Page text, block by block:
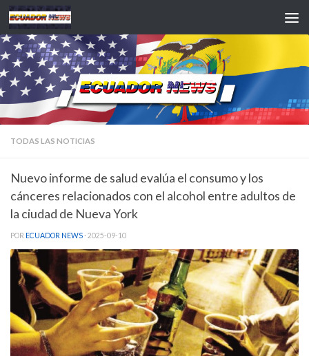
Saltar al contenido
TODAS LAS NOTICIAS
Nuevo informe de salud evalúa el consumo y los
cánceres relacionados con el alcohol entre adultos de
la ciudad de Nueva York
POR ECUADOR NEWS · 2025-09-10